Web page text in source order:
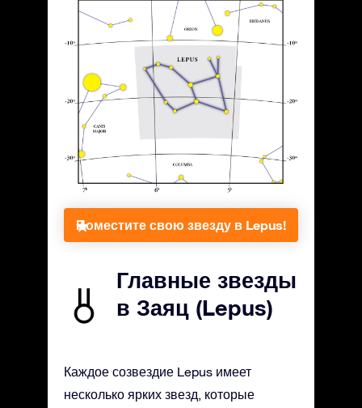
Поместите свою звезду в Lepus!
Главные звезды
в Заяц (Lepus)
Каждое созвездие Lepus имеет
несколько ярких звезд, которые